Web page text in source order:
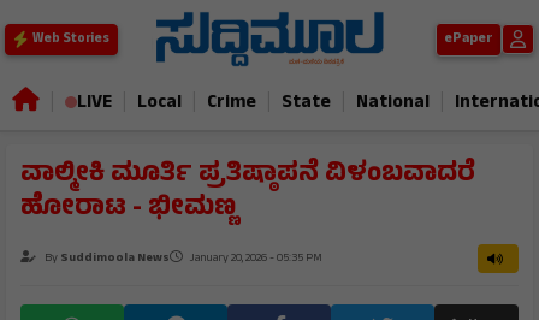
Web Stories ePaper
LIVE Local Crime State National
ವಾಲ್ಮೀಕಿ ಮೂರ್ತಿ ಪ್ರತಿಷ್ಠಾಪನೆ ವಿಳಂಬವಾದರೆ
ಹೋರಾಟ - ಭೀಮಣ್ಣ
BySuddimoola News January 20, 2026 - 05:35 PM